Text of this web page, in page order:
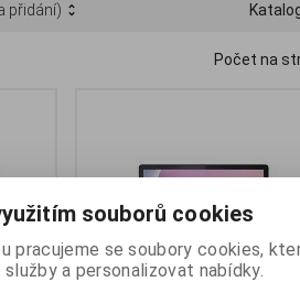
přidání)
Počet na
souborů cookies
pracujeme se soubory cookies,
a personalizovat nabídky.